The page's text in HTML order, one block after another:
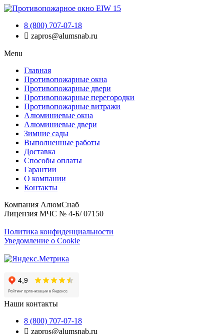
8 (800) 707-07-18
zapros@alumsnab.ru
Menu
Главная
Противопожарные окна
Противопожарные двери
Противопожарные перегородки
Противопожарные витражи
Алюминиевые окна
Алюминиевые двери
Зимние сады
Выполненные работы
Доставка
Способы оплаты​
Гарантии
О компании
Контакты
Компания АлюмСнаб
Лицензия МЧС № 4-Б/ 07150
Политика конфиденциальности
Уведомление о Cookie
Наши контакты
8 (800) 707-07-18
zapros@alumsnab.ru